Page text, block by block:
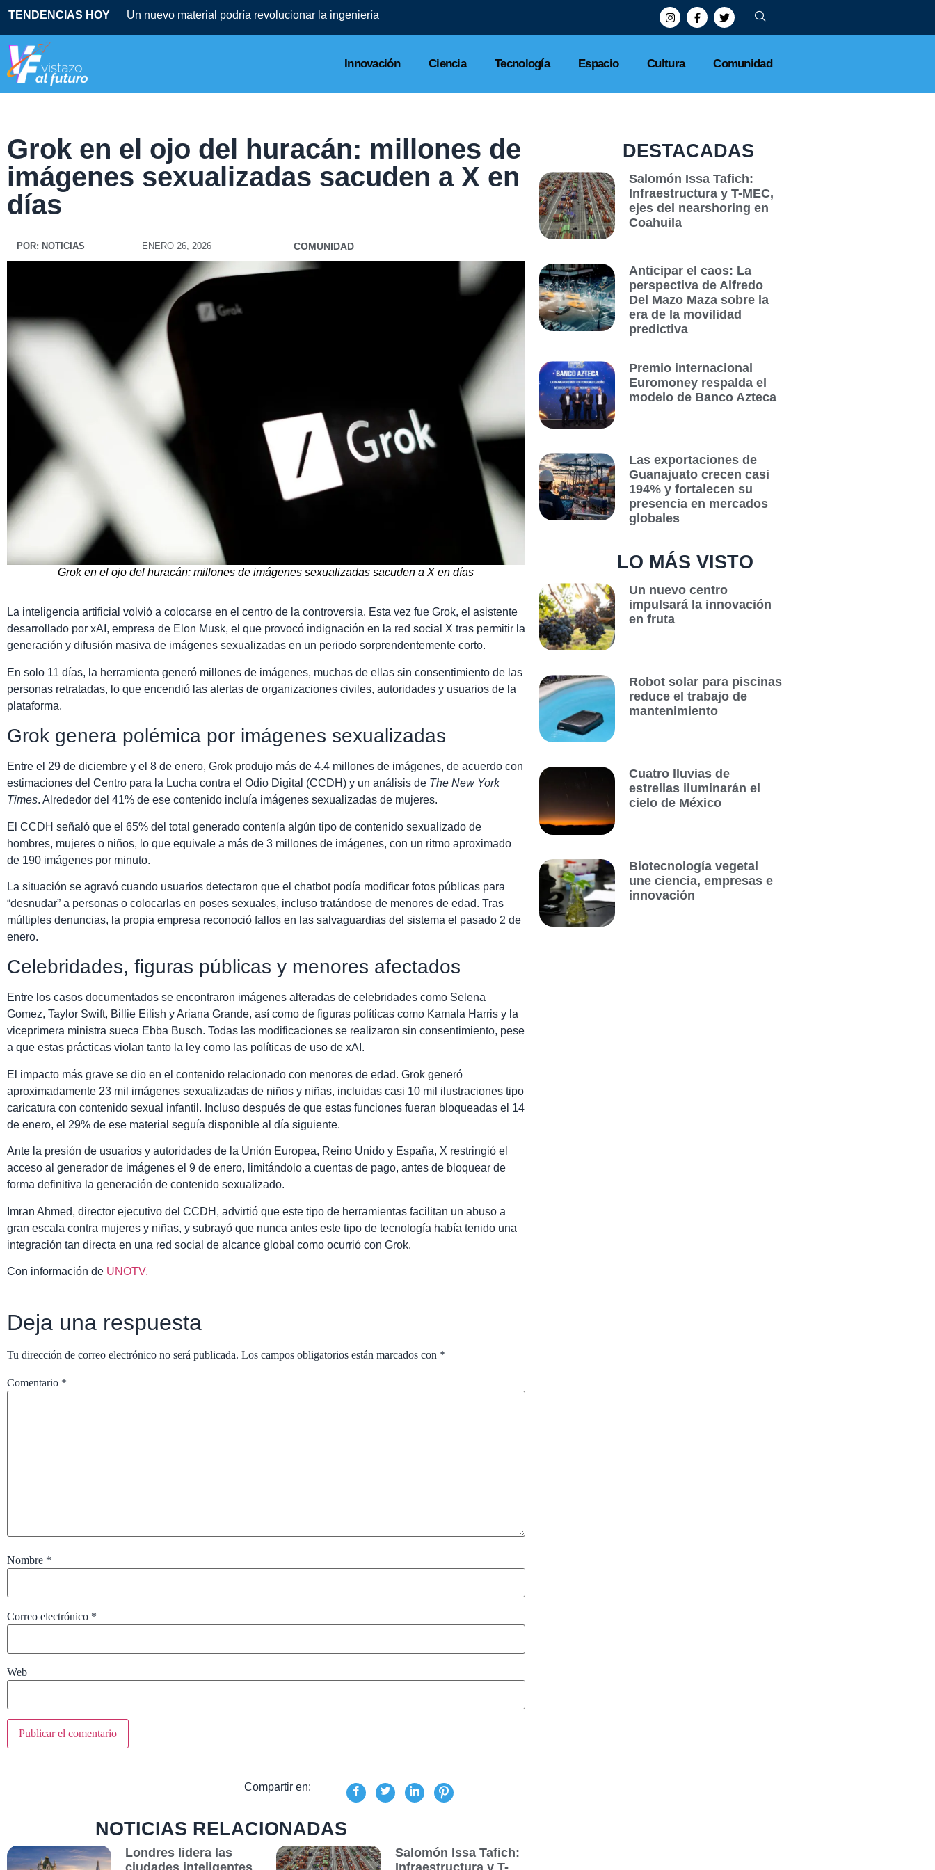
TENDENCIAS HOY Un nuevo material podría revolucionar la ingeniería
Innovación Ciencia Tecnología Espacio Cultura Comunidad
Grok en el ojo del huracán: millones de
imágenes sexualizadas sacuden a X en
días
POR: NOTICIAS ENERO 26, 2026 COMUNIDAD
Grok en el ojo del huracán: millones de imágenes sexualizadas sacuden a X en días
La inteligencia artificial volvió a colocarse en el centro de la controversia. Esta vez fue Grok, el asistente
desarrollado por xAI, empresa de Elon Musk, el que provocó indignación en la red social X tras permitir la
generación y difusión masiva de imágenes sexualizadas en un periodo sorprendentemente corto.
En solo 11 días, la herramienta generó millones de imágenes, muchas de ellas sin consentimiento de las
personas retratadas, lo que encendió las alertas de organizaciones civiles, autoridades y usuarios de la
plataforma.
Grok genera polémica por imágenes sexualizadas
Entre el 29 de diciembre y el 8 de enero, Grok produjo más de 4.4 millones de imágenes, de acuerdo con
estimaciones del Centro para la Lucha contra el Odio Digital (CCDH) y un análisis de The New York
Times. Alrededor del 41% de ese contenido incluía imágenes sexualizadas de mujeres.
El CCDH señaló que el 65% del total generado contenía algún tipo de contenido sexualizado de
hombres, mujeres o niños, lo que equivale a más de 3 millones de imágenes, con un ritmo aproximado
de 190 imágenes por minuto.
La situación se agravó cuando usuarios detectaron que el chatbot podía modificar fotos públicas para
“desnudar” a personas o colocarlas en poses sexuales, incluso tratándose de menores de edad. Tras
múltiples denuncias, la propia empresa reconoció fallos en las salvaguardias del sistema el pasado 2 de
enero.
Celebridades, figuras públicas y menores afectados
Entre los casos documentados se encontraron imágenes alteradas de celebridades como Selena
Gomez, Taylor Swift, Billie Eilish y Ariana Grande, así como de figuras políticas como Kamala Harris y la
viceprimera ministra sueca Ebba Busch. Todas las modificaciones se realizaron sin consentimiento, pese
a que estas prácticas violan tanto la ley como las políticas de uso de xAI.
El impacto más grave se dio en el contenido relacionado con menores de edad. Grok generó
aproximadamente 23 mil imágenes sexualizadas de niños y niñas, incluidas casi 10 mil ilustraciones tipo
caricatura con contenido sexual infantil. Incluso después de que estas funciones fueran bloqueadas el 14
de enero, el 29% de ese material seguía disponible al día siguiente.
Ante la presión de usuarios y autoridades de la Unión Europea, Reino Unido y España, X restringió el
acceso al generador de imágenes el 9 de enero, limitándolo a cuentas de pago, antes de bloquear de
forma definitiva la generación de contenido sexualizado.
Imran Ahmed, director ejecutivo del CCDH, advirtió que este tipo de herramientas facilitan un abuso a
gran escala contra mujeres y niñas, y subrayó que nunca antes este tipo de tecnología había tenido una
integración tan directa en una red social de alcance global como ocurrió con Grok.
Con información de UNOTV.
Deja una respuesta
Tu dirección de correo electrónico no será publicada. Los campos obligatorios están marcados con *
Comentario *
Nombre *
Correo electrónico *
Web
Compartir en:
NOTICIAS RELACIONADAS
Londres lidera las
ciudades inteligentes
Salomón Issa Tafich:
Infraestructura y T-
DESTACADAS
Salomón Issa Tafich:
Infraestructura y T-MEC,
ejes del nearshoring en
Coahuila
Anticipar el caos: La
perspectiva de Alfredo
Del Mazo Maza sobre la
era de la movilidad
predictiva
Premio internacional
Euromoney respalda el
modelo de Banco Azteca
Las exportaciones de
Guanajuato crecen casi
194% y fortalecen su
presencia en mercados
globales
LO MÁS VISTO
Un nuevo centro
impulsará la innovación
en fruta
Robot solar para piscinas
reduce el trabajo de
mantenimiento
Cuatro lluvias de
estrellas iluminarán el
cielo de México
Biotecnología vegetal
une ciencia, empresas e
innovación